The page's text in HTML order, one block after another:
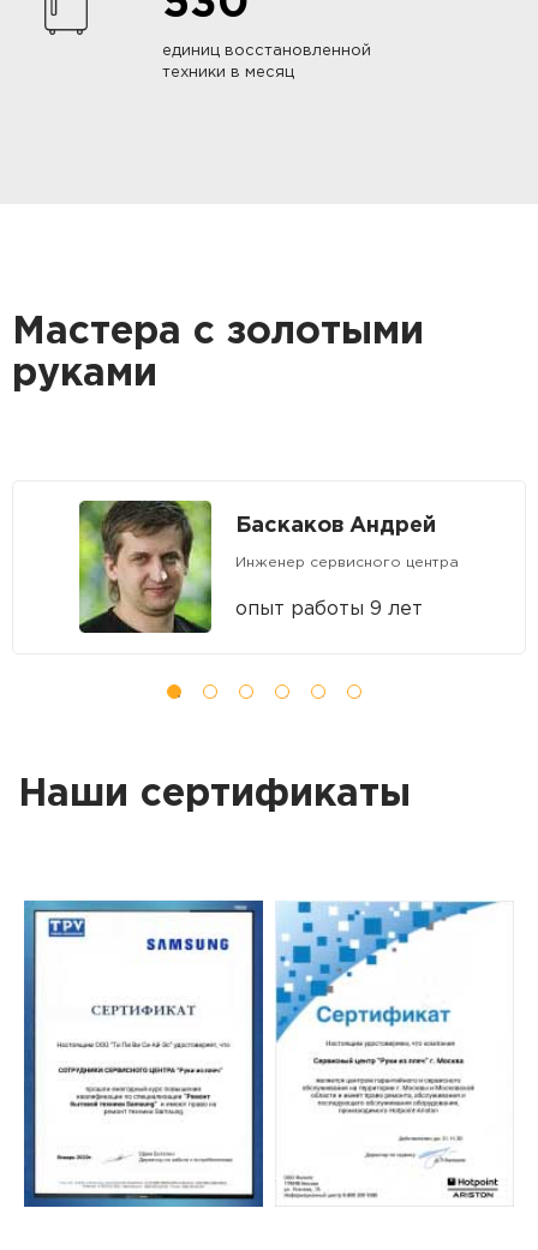
единиц восстановленной
техники в месяц
Мастера с золотыми
руками
Баскаков Андрей
Инженер сервисного центра
опыт работы 9 лет
Наши сертификаты